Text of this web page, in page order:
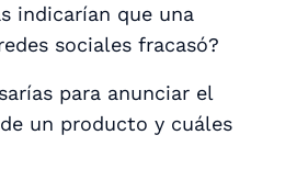
indicarían que una
sociales fracasó?
para anunciar el
un producto y cuáles